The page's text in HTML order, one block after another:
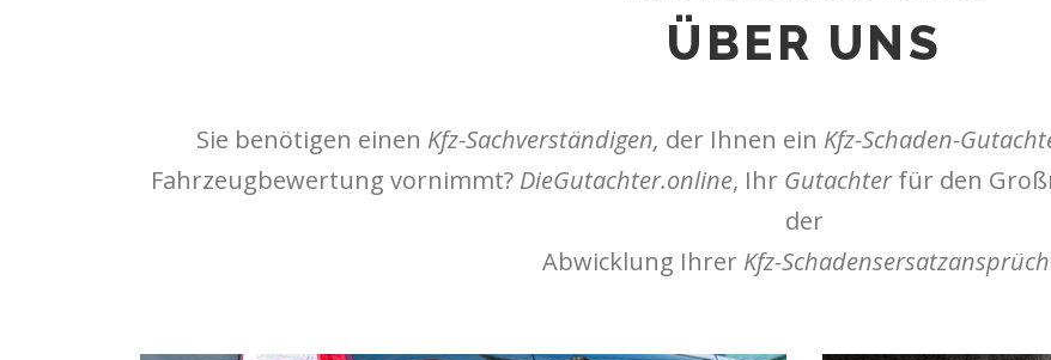
ÜBER UNS
Sie benötigen einen Kfz-Sachverständigen, der Ihnen ein Kfz-Schaden-
Fahrzeugbewertung vornimmt? DieGutachter.online, Ihr Gutachterfür den
der
Abwicklung Ihrer Kfz-